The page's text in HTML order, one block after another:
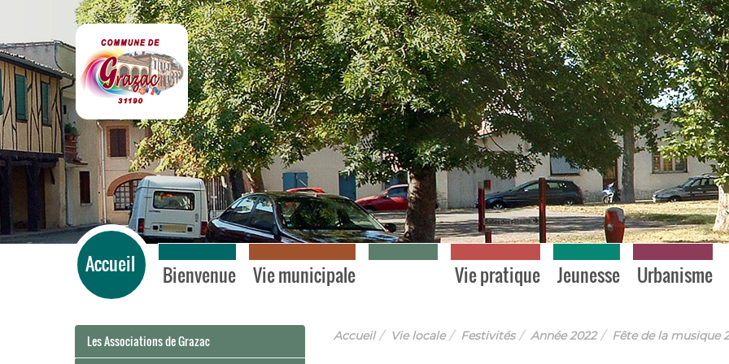
Grazac
Accueil Bienvenue Vie municipale Vie pratique Jeunesse Urbanisme
Accueil Vie locale Festivités Année 2022 Fête de la musique
Les Associations de Grazac